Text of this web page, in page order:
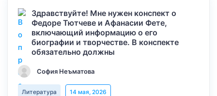
Здравствуйте! Мне нужен конспект о
Федоре Тютчеве и Афанасии Фете,
включающий информацию о его
биографии и творчестве. В конспекте
обязательно должны
София Неъматова
Литература 14 мая, 2026